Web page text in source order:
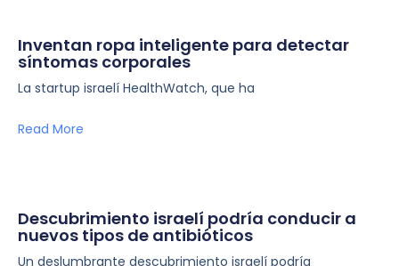
Inventan ropa inteligente para detectar
síntomas corporales
La startup israelí HealthWatch, que ha
Read More
Descubrimiento israelí podría conducir a
nuevos tipos de antibióticos
Un deslumbrante descubrimiento israelí podría